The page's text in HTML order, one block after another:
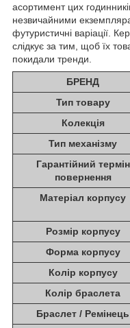
асортимент цих
незвичайними
футуристичні варіації.
слідкує за тим, щоб їх
покидали тренди.
БРЕНД
Тип товару
Колекція
Тип механізму
Гарантійний термін
повернення
Матеріал корпусу
Розмір корпусу
Форма корпусу
Колір корпусу
Колір браслета
Браслет / Ремінець